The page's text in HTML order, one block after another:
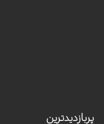
پربازدیدترین